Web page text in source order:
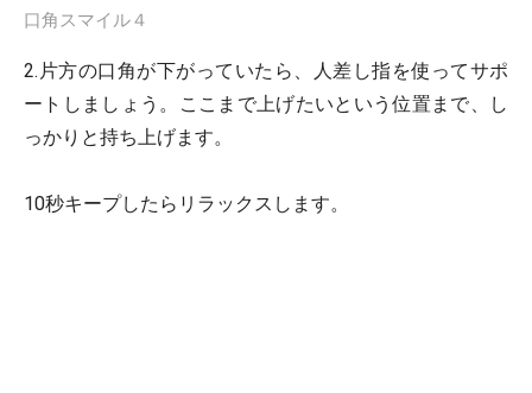
口角スマイル４
2.片方の口角が下がっていたら、人差し指を使ってサポ
ートしましょう。ここまで上げたいという位置まで、し
っかりと持ち上げます。
10秒キープしたらリラックスします。